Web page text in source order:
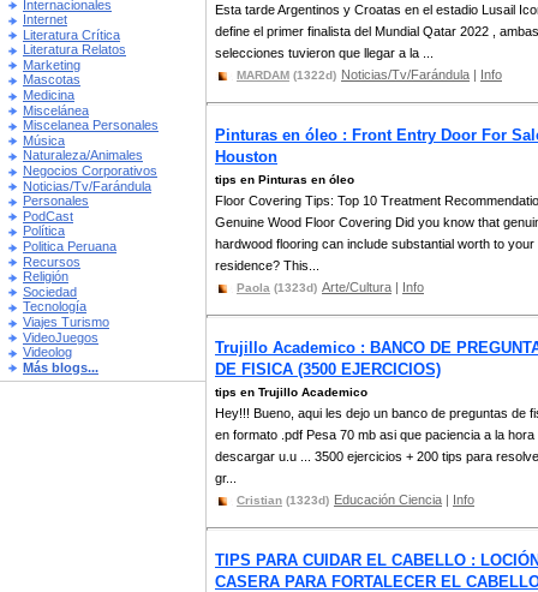
Internacionales
Internet
Literatura Crítica
Literatura Relatos
Marketing
Mascotas
Medicina
Miscelánea
Miscelanea Personales
Música
Naturaleza/Animales
Negocios Corporativos
Noticias/Tv/Farándula
Personales
PodCast
Política
Politica Peruana
Recursos
Religión
Sociedad
Tecnología
Viajes Turismo
VideoJuegos
Videolog
Más blogs...
Esta tarde Argentinos y Croatas en el estadio Lusail
define el primer finalista del Mundial Qatar 2022 , ambas
selecciones tuvieron que llegar a la ...
MARDAM (1322d) Noticias/Tv/Farándula | Info
Pinturas en óleo : Front Entry Door For
Houston
tips en Pinturas en óleo
Floor Covering Tips: Top 10 Treatment
Genuine Wood Floor Covering Did you know that
hardwood flooring can include substantial worth to your
residence? This...
Paola (1323d) Arte/Cultura | Info
Trujillo Academico : BANCO DE
DE FISICA (3500 EJERCICIOS)
tips en Trujillo Academico
Hey!!! Bueno, aqui les dejo un banco de preguntas de
en formato .pdf Pesa 70 mb asi que paciencia a la hora
descargar u.u ... 3500 ejercicios + 200 tips para
gr...
Cristian (1323d) Educación Ciencia | Info
TIPS PARA CUIDAR EL CABELLO :
CASERA PARA FORTALECER EL